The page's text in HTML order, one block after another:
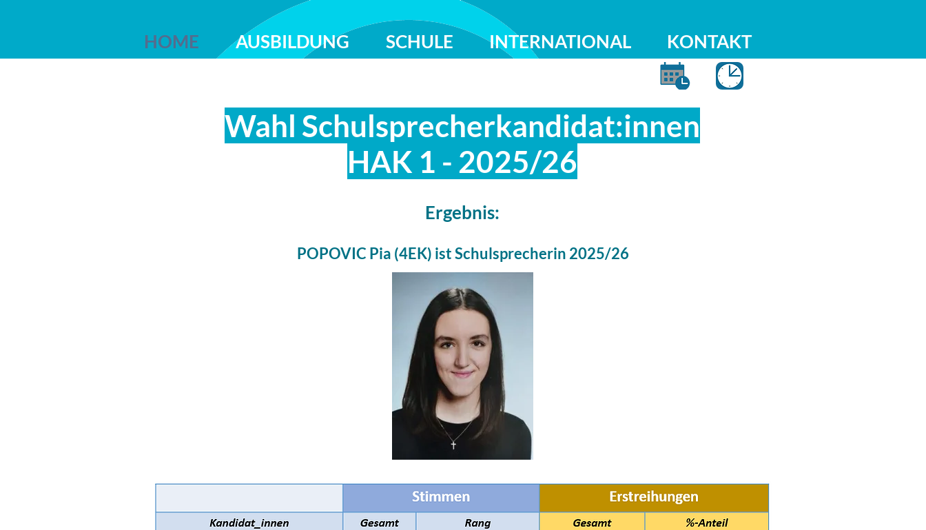
HOME AUSBILDUNG SCHULE INTERNATIONAL KONTAKT
Wahl Schulsprecherkandidat:innen
HAK 1 - 2025/26
Ergebnis:
POPOVIC Pia (4EK) ist Schulsprecherin 2025/26